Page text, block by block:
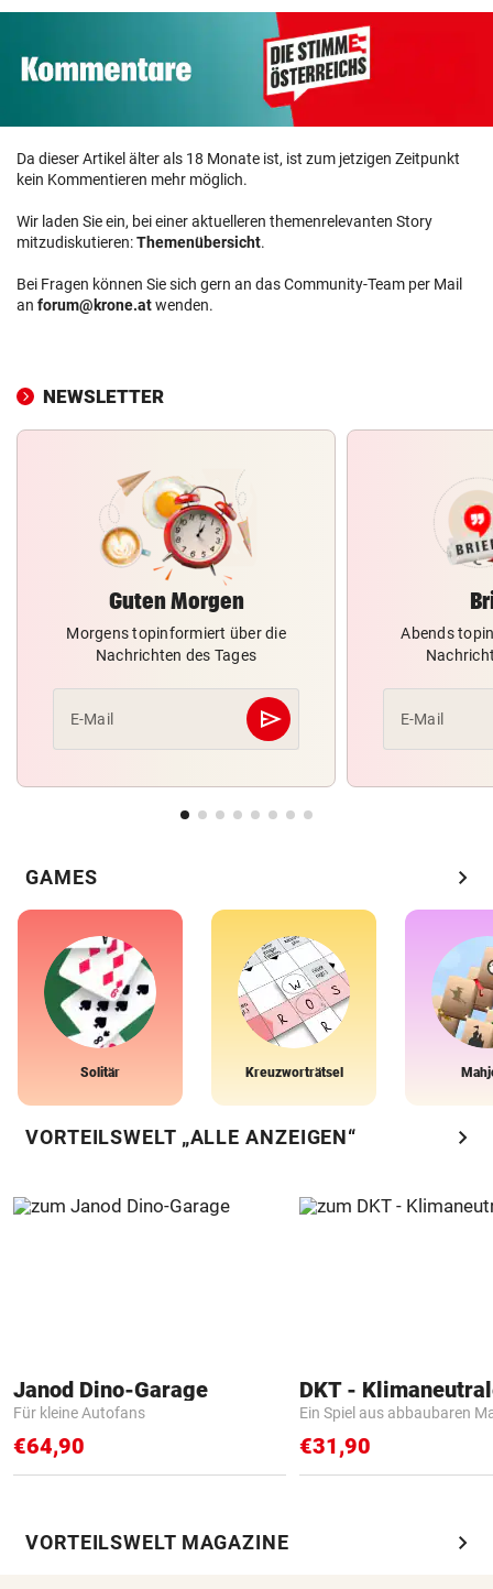
Da dieser Artikel älter als 18 Monate ist, ist zum jetzigen Zeitpunkt
kein Kommentieren mehr möglich.
Wir laden Sie ein, bei einer aktuelleren themenrelevanten Story
mitzudiskutieren:Themenübersicht.
Bei Fragen können Sie sich gern an das Community-Team per Mail
an forum@krone.atwenden.
NEWSLETTER
Guten Morgen
Morgens topinformiert über die
Nachrichten des Tages
E-Mail send
Abschicken
Abends
E-Mail
GAMES chevron_right
Solitär Kreuzworträtsel
VORTEILSWELT „ALLE ANZEIGEN“ chevron_right
Janod Dino-Garage
Für kleine Autofans
€64,90
Ein Spiel aus abbaubaren
€31,90
VORTEILSWELT MAGAZINE chevron_right